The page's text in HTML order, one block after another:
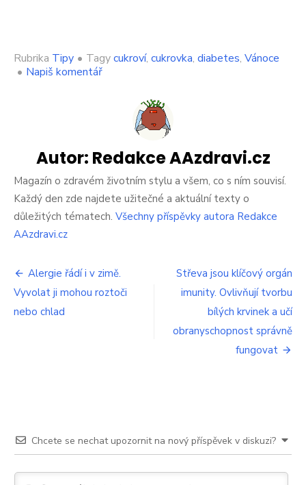
Rubrika Tipy • Tagycukroví, cukrovka, diabetes, Vánoce
• Napiš komentářon
cukrovka?
Svátky
můžete
užít
i
bez
výčitek
Autor: Redakce AAzdravi.cz
Magazín o zdravém životním stylu a všem, co s ním souvisí.
Každý den zde najdete užitečné a aktuální texty o
důležitých tématech. Všechny příspěvky autora Redakce
AAzdravi.cz
Navigace
pro
příspěvek
Alergie řádí i v zimě.
Vyvolat ji mohou roztoči
nebo chlad
Střeva jsou klíčový orgán
imunity. Ovlivňují tvorbu
bílých krvinek a učí
obranyschopnost správně
fungovat
Chcete se nechat upozornit na nový příspěvek v diskuzi?